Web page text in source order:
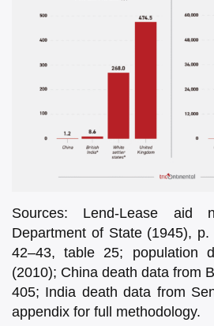
Sources: Lend-Lease aid
Department of State (1945),
42–43, table 25; population
(2010); China death data from
405; India death data from
appendix for full methodology.